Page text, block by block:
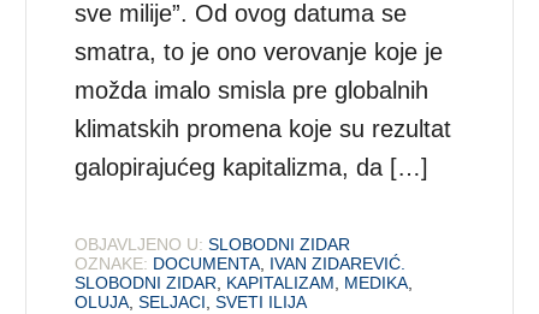
sve milije”. Od ovog datuma se
smatra, to je ono verovanje koje je
možda imalo smisla pre globalnih
klimatskih promena koje su rezultat
galopirajućeg kapitalizma, da […]
OBJAVLJENO U: SLOBODNI ZIDAR
OZNAKE: DOCUMENTA, IVAN ZIDAREVIĆ.
SLOBODNI ZIDAR, KAPITALIZAM, MEDIKA,
OLUJA,SELJACI,SVETI ILIJA